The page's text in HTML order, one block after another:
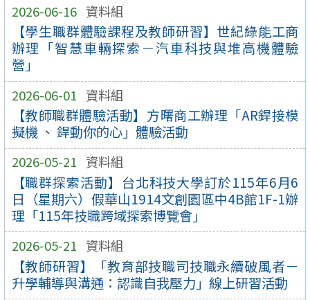
2026-06-16 資料組
【學生職群體驗課程及教師研習】世紀綠能工商
辦理「智慧車輛探索－汽車科技與堆高機體驗
營」
2026-06-01 資料組
【教師職群體驗活動】方曙商工辦理「AR銲接模
擬機 、 銲動你的心」體驗活動
2026-05-21 資料組
【職群探索活動】台北科技大學訂於115年6月6
日（星期六）假華山1914文創園區中4B館1F-1辦
理「115年技職跨域探索博覽會」
2026-05-21 資料組
【教師研習】「教育部技職司技職永續破風者－
升學輔導與溝通：認識自我壓力」線上研習活動